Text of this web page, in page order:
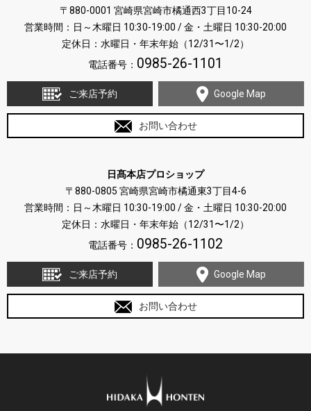
〒880-0001 宮崎県宮崎市橘通西3丁目10-24
営業時間：日～木曜日 10:30-19:00 / 金・土曜日 10:30-20:00
定休日：水曜日・年末年始（12/31〜1/2）
電話番号： 0985-26-1101
ご来店予約 Google Map
お問い合わせ
日髙本店プロショップ
〒880-0805 宮崎県宮崎市橘通東3丁目4-6
営業時間：日～木曜日 10:30-19:00 / 金・土曜日 10:30-20:00
定休日：水曜日・年末年始（12/31〜1/2）
電話番号： 0985-26-1102
ご来店予約 Google Map
お問い合わせ